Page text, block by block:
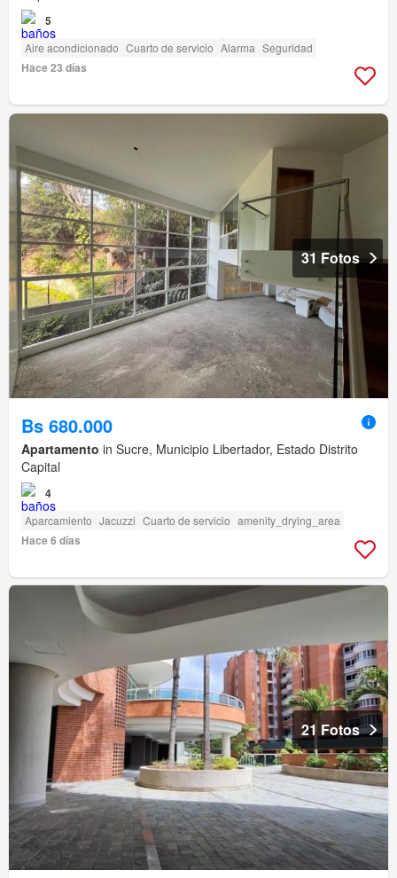
5
Aire acondicionado Cuarto de servicio Alarma Seguridad
Hace 23 días
31 Fotos
Bs 680.000
Apartamento in Sucre, Municipio Libertador, Estado Distrito
Capital
4
Aparcamiento Jacuzzi Cuarto de servicio amenity_drying_area
Hace 6 días
21 Fotos